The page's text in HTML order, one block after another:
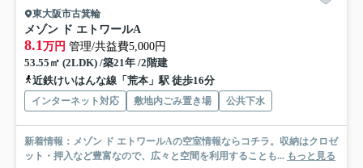
東大阪市古箕輪
メゾン ド エトワールA
8.1 万円 管理/共益費5,000円
53.55㎡ (2LDK) /築21年 /2階建
近鉄けいはんな線「荒本」駅 徒歩16分
インターネット対応 敷地内ごみ置き場 公共下水
新着情報：メゾン ド エトワールAの空室情報ならコチラ。収納はクロゼ
ット・押入など豊富なので、広々と空間を利用することも... もっと見る